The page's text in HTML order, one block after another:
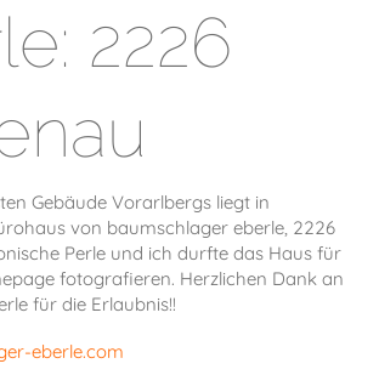
2226
Gebäude Vorarlbergs liegt in
von baumschlager eberle, 2226
Perle und ich durfte das Haus für
fotografieren. Herzlichen Dank an
für die Erlaubnis!!
eberle.com